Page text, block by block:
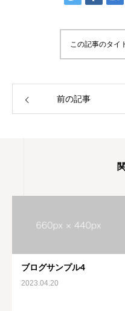
この記事のタイ
前の記事
ブログサンプル4
2023.04.20